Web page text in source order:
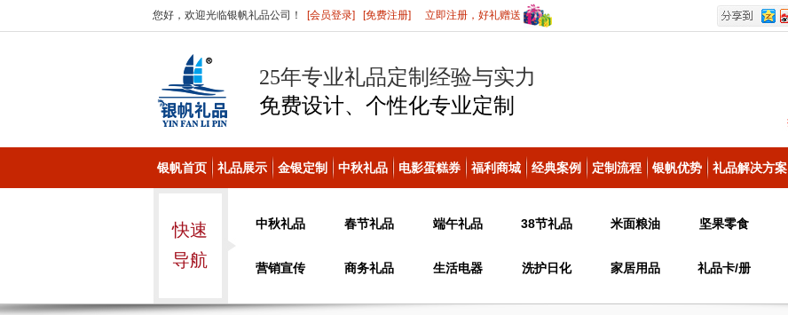
您好，欢迎光临银帆礼品公司！ [会员登录] [免费注册] 立即注册，好礼赠送
25年专业礼品定制经验与实力
免费设计、个性化专业定制
银帆首页 礼品展示 金银定制 中秋礼品 电影蛋糕券 福利商城 经典案例 定制流程 银帆优势 礼品解决方案
快速
导航
中秋礼品 春节礼品 端午礼品 38节礼品 米面粮油 坚果零食
营销宣传 商务礼品 生活电器 洗护日化 家居用品 礼品卡/册